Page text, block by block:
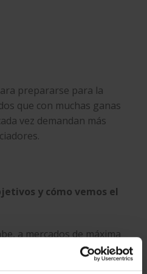
prepararse para la
que con muchas ganas
vez demandan más
y cómo vemos el
a mercados de máxima
de la impresión de calidad
por recorrer, por lo